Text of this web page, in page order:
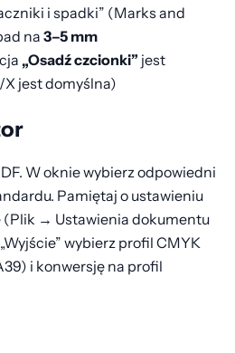
i spadki” (Marks and
na 3–5 mm
„Osadź czcionki” jest
jest domyślna)
W oknie wybierz odpowiedni
Pamiętaj o ustawieniu
(Plik → Ustawienia dokumentu
wybierz profil CMYK
i konwersję na profil